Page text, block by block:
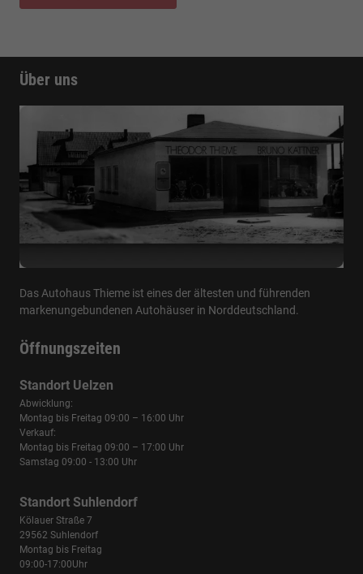
Über uns
Das Autohaus Thieme ist eines der ältesten und führenden
markenungebundenen Autohäuser in Norddeutschland.
Öffnungszeiten
Standort Uelzen
Abwicklung:
Montag bis Freitag 09:00 – 16:00 Uhr
Verkauf:
Montag bis Freitag 09:00 – 17:00 Uhr
Samstag 09:00 - 13:00 Uhr
Standort Suhlendorf
Kölauer Straße 7
29562 Suhlendorf
Montag bis Freitag
09:00-17:00Uhr